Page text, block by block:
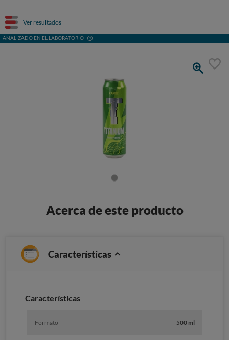
Ver resultados
ANALIZADO EN EL LABORATORIO
Acerca de este producto
Características
Caracterí­sticas
Formato 500 ml